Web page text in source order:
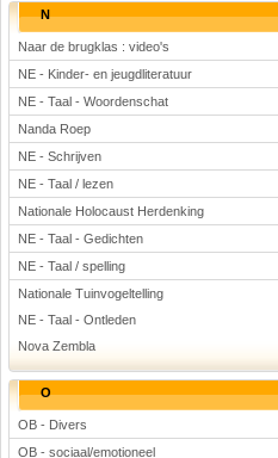
N
Naar de brugklas : video's
NE - Kinder- en jeugdliteratuur
NE - Taal - Woordenschat
Nanda Roep
NE - Schrijven
NE - Taal / lezen
Nationale Holocaust Herdenking
NE - Taal - Gedichten
NE - Taal / spelling
Nationale Tuinvogeltelling
NE - Taal - Ontleden
Nova Zembla
O
OB - Divers
OB - sociaal/emotioneel